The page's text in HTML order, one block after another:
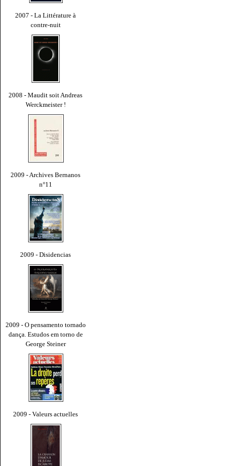
2007 - La Littérature à
contre-nuit
2008 - Maudit soit Andreas
Werckmeister !
2009 - Archives Bernanos
n°11
2009 - Disidencias
2009 - O pensamento tornado
dança. Estudos em torno de
George Steiner
2009 - Valeurs actuelles